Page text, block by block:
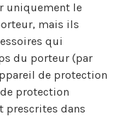
uniquement le
mais ils
qui
du porteur (par
de protection
protection
prescrites dans